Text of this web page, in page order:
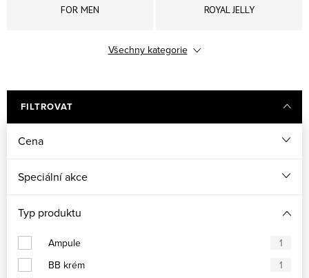
FOR MEN ROYAL JELLY
PERFECT FORMS
LIMITOVANÉ SADY A SETY
GERMAINE DE CAPUCCINI -
Všechny kategorie
FILTROVAT
Cena
Speciální akce
Typ produktu
Ampule
1
BB krém
1